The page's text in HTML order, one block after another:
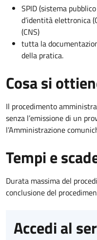
SPID (sistema
d’identità elettronica
(CNS)
tutta la
della pratica.
Cosa si
Il procedimento
senza l’emissione di un
l’Amministrazione
Tempi e
Durata massima del
conclusione del
Accedi al